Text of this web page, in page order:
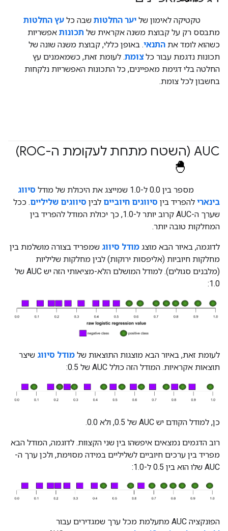
טקטיקה לאימון שליער החלטות שבה כלעץ החלטות
מתבסס רק על קבוצת משנה אקראית של תכונות אפשריות
כשהוא לומד את התנאי. באופן כללי, קבוצת משנה שונה של
תכונות נדגמת עבור כלצומת. לעומת זאת, כשמאמנים עץ
החלטה בלי דגימת מאפיינים, כל התכונות האפשריות נלקחות
בחשבון לכל צומת.
AUC (השטח מתחת לעקומת ה-ROC)
מספר בין 0.0 ל-1.0 שמייצג את היכולת של מודל
סיווג
בינארי להפריד בין סיווגים חיוביים לבין סיווגים שליליים. ככל
שערך ה-AUC קרוב יותר ל-1.0, כך יכולת המודל להפריד בין
המחלקות טובה יותר.
לדוגמה, באיור הבא מוצג מודל סיווג שמפריד בצורה מושלמת בין
מחלקות חיוביות (אליפסות ירוקות) לבין מחלקות שליליות
(מלבנים סגולים). למודל המושלם הלא-מציאותי הזה יש AUC של
1.0:
לעומת זאת, באיור הבא מוצגות התוצאות של מודל סיווג שיצר
תוצאות אקראיות. המודל הזה כולל AUC של 0.5:
כן, למודל הקודם יש AUC של 0.5, ולא 0.0.
רוב הדגמים נמצאים איפשהו בין שני הקצוות. לדוגמה, המודל הבא
מפריד בין ערכים חיוביים לשליליים במידה מסוימת, ולכן ערך ה-
AUC שלו הוא בין 0.5 ל-1.0:
הפונקציה AUC מתעלמת מכל ערך שמגדירים עבור